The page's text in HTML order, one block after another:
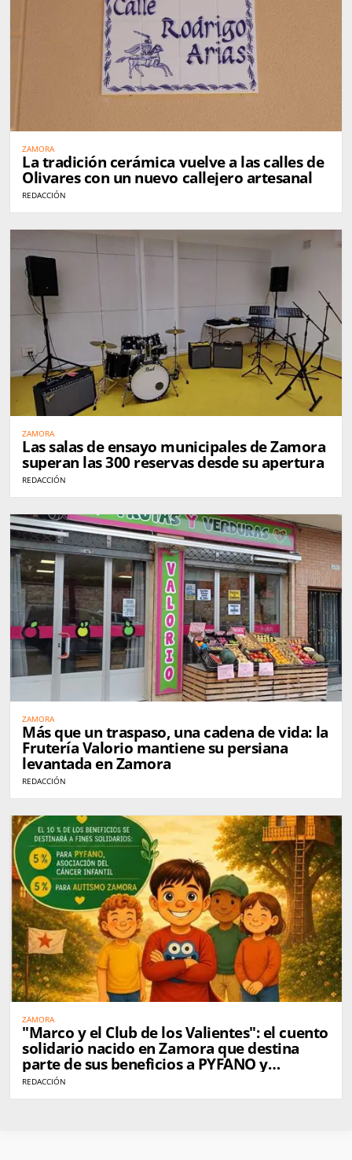
ZAMORA
La tradición cerámica vuelve a las calles de
Olivares con un nuevo callejero artesanal
REDACCIÓN
ZAMORA
Las salas de ensayo municipales de Zamora
superan las 300 reservas desde su apertura
REDACCIÓN
ZAMORA
Más que un traspaso, una cadena de vida: la
Frutería Valorio mantiene su persiana
levantada en Zamora
REDACCIÓN
ZAMORA
"Marco y el Club de los Valientes": el cuento
solidario nacido en Zamora que destina
parte de sus beneficios a PYFANO y
Autismo Zamora
REDACCIÓN